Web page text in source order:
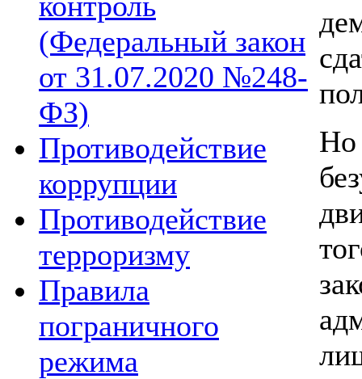
(Федеральный закон
от 31.07.2020 №248-
ФЗ)
Противодействие
коррупции
Противодействие
терроризму
Правила
пограничного
режима
Но